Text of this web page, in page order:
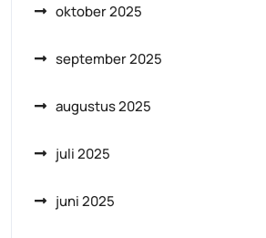
oktober 2025
september 2025
augustus 2025
juli 2025
juni 2025